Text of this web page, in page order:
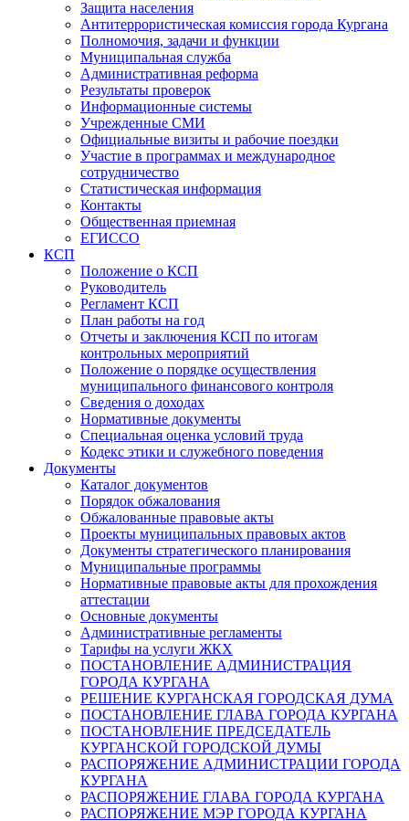
Защита населения
Антитеррористическая комиссия города Кургана
Полномочия, задачи и функции
Муниципальная служба
Административная реформа
Результаты проверок
Информационные системы
Учрежденные СМИ
Официальные визиты и рабочие поездки
Участие в программах и международное
сотрудничество
Статистическая информация
Контакты
Общественная приемная
ЕГИССО
КСП
Положение о КСП
Руководитель
Регламент КСП
План работы на год
Отчеты и заключения КСП по итогам
контрольных мероприятий
Положение о порядке осуществления
муниципального финансового контроля
Сведения о доходах
Нормативные документы
Специальная оценка условий труда
Кодекс этики и служебного поведения
Документы
Каталог документов
Порядок обжалования
Обжалованные правовые акты
Проекты муниципальных правовых актов
Документы стратегического планирования
Муниципальные программы
Нормативные правовые акты для прохождения
аттестации
Основные документы
Административные регламенты
Тарифы на услуги ЖКХ
ПОСТАНОВЛЕНИЕ АДМИНИСТРАЦИЯ
ГОРОДА КУРГАНА
РЕШЕНИЕ КУРГАНСКАЯ ГОРОДСКАЯ ДУМА
ПОСТАНОВЛЕНИЕ ГЛАВА ГОРОДА КУРГАНА
ПОСТАНОВЛЕНИЕ ПРЕДСЕДАТЕЛЬ
КУРГАНСКОЙ ГОРОДСКОЙ ДУМЫ
РАСПОРЯЖЕНИЕ АДМИНИСТРАЦИИ ГОРОДА
КУРГАНА
РАСПОРЯЖЕНИЕ ГЛАВА ГОРОДА КУРГАНА
РАСПОРЯЖЕНИЕ МЭР ГОРОДА КУРГАНА